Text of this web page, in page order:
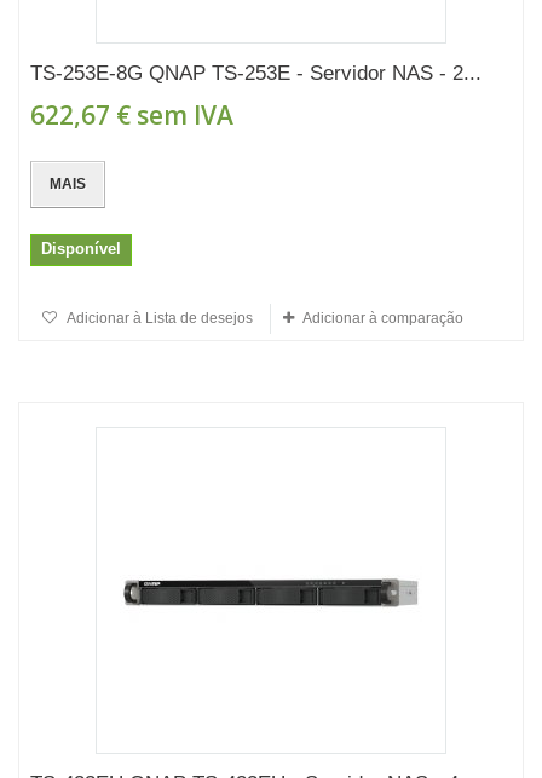
TS-253E-8G QNAP TS-253E - Servidor NAS - 2...
622,67 € sem IVA
MAIS
Disponível
Adicionar à Lista de desejos Adicionar à comparação